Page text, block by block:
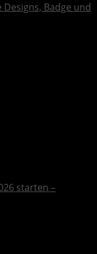
Designs, Badge und
starten –